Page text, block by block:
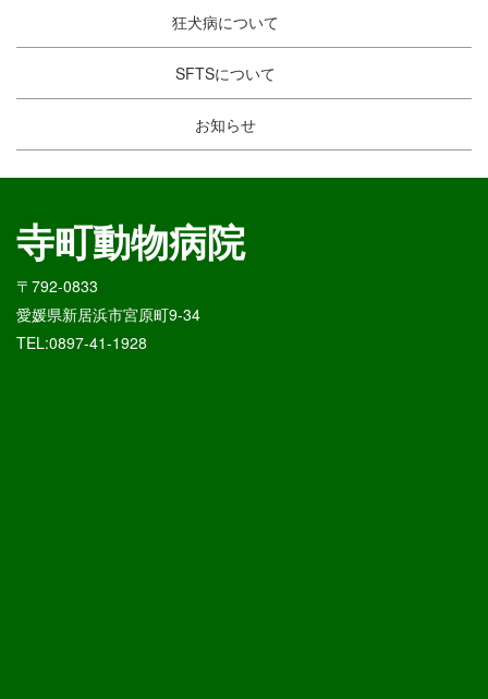
狂犬病について
SFTSについて
お知らせ
寺町動物病院
〒792-0833
愛媛県新居浜市宮原町9-34
TEL:0897-41-1928